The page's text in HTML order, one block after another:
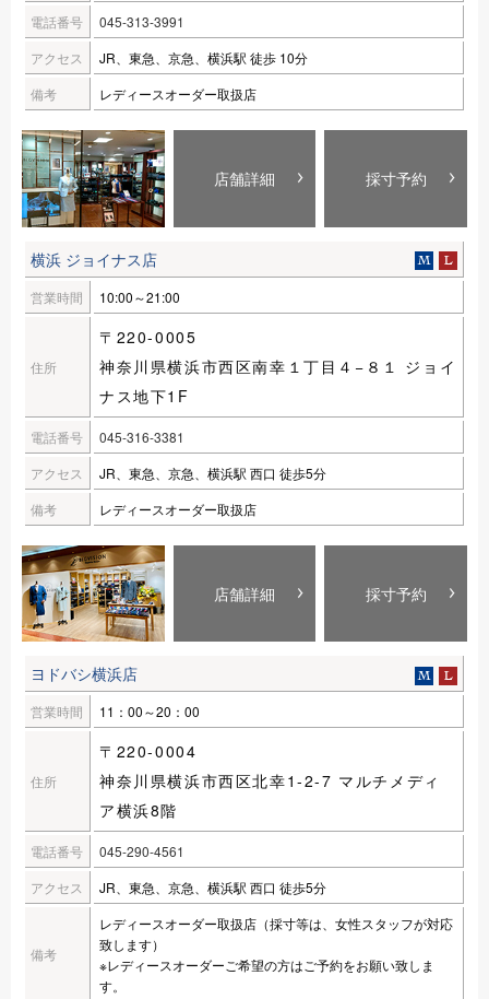
電話番号
045-313-3991
アクセス
JR、東急、京急、横浜駅 徒歩 10分
備考
レディースオーダー取扱店
横浜 ジョイナス店
営業時間 10:00～21:00
住所
〒220-0005
神奈川県横浜市西区南幸１丁目４−８１ ジョイ
ナス地下1F
電話番号
045-316-3381
アクセス
JR、東急、京急、横浜駅 西口 徒歩5分
備考
レディースオーダー取扱店
店舗詳細 採寸予約
ヨドバシ横浜店
営業時間 11：00～20：00
住所
〒220-0004
神奈川県横浜市西区北幸1-2-7 マルチメディ
ア横浜8階
電話番号
045-290-4561
アクセス
JR、東急、京急、横浜駅 西口 徒歩5分
備考
レディースオーダー取扱店（採寸等は、女性スタッフが対応
致します）
※レディースオーダーご希望の方はご予約をお願い致しま
す。
店舗詳細 採寸予約